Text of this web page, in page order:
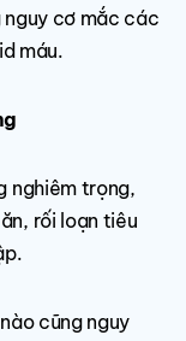
cơ mắc các
máu.
nghiêm trọng,
rối loạn tiêu
cũng nguy